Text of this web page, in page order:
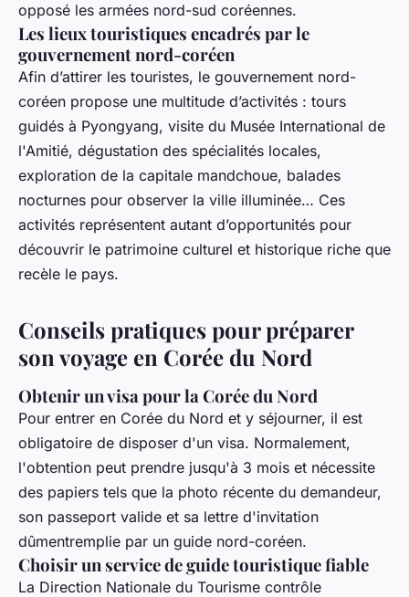
opposé les armées nord-sud coréennes.
Les lieux touristiques encadrés par le
gouvernement nord-coréen
Afin d’attirer les touristes, le gouvernement nord-
coréen propose une multitude d’activités : tours
guidés à Pyongyang, visite du Musée International de
l'Amitié, dégustation des spécialités locales,
exploration de la capitale mandchoue, balades
nocturnes pour observer la ville illuminée… Ces
activités représentent autant d’opportunités pour
découvrir le patrimoine culturel et historique riche que
recèle le pays.
Conseils pratiques pour préparer
son voyage en Corée du Nord
Obtenir un visa pour la Corée du Nord
Pour entrer en Corée du Nord et y séjourner, il est
obligatoire de disposer d'un visa. Normalement,
l'obtention peut prendre jusqu'à 3 mois et nécessite
des papiers tels que la photo récente du demandeur,
son passeport valide et sa lettre d'invitation
dûmentremplie par un guide nord-coréen.
Choisir un service de guide touristique fiable
La Direction Nationale du Tourisme contrôle